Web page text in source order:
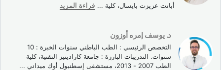
أبانت عزيزت بايسال، كلية ... قراءة المزيد
د. يوسف إمره أوزون
التخصص الرئيسي : الطب الباطني سنوات الخبرة : 10
سنوات. التدريبات البارزة : جامعة كارادينيز التقنية، كلية
الطب 2007 - 2013، مستشفى إسطنبول أوك ميداني
...